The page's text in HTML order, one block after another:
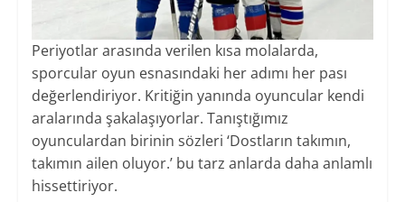
Periyotlar arasında verilen kısa molalarda,
sporcular oyun esnasındaki her adımı her pası
değerlendiriyor. Kritiğin yanında oyuncular kendi
aralarında şakalaşıyorlar. Tanıştığımız
oyunculardan birinin sözleri ‘Dostların takımın,
takımın ailen oluyor.’ bu tarz anlarda daha anlamlı
hissettiriyor.